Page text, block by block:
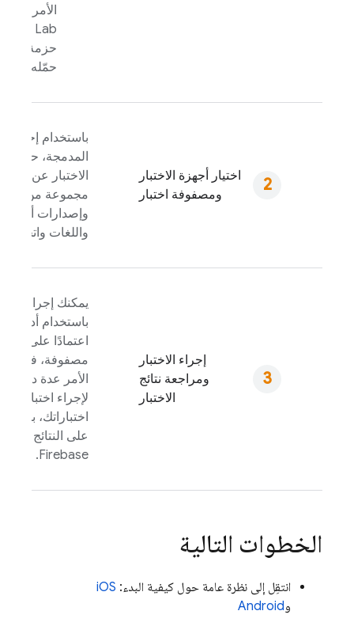
الأمر
Test Lab
حزمة
حمّله إلى Firebase.
اختيار أجهزة الاختبار
ومصفوفة اختبار
باستخدام إحدى
المدمجة، حدد
الاختبار عن
مجموعة من
وإصدارات أنظمة
واللغات
إجراء الاختبار
ومراجعة نتائج
الاختبار
يمكنك إجراء
باستخدام أدواتنا
اعتمادًا على حجم
مصفوفة، فقد
الأمر عدة دقائق
لإجراء اختباراتك.
اختباراتك،
على النتائج في
Firebase
.
الخطوات التالية
انتقِل إلى نظرة عامة حول كيفية البدء: iOS
وAndroid